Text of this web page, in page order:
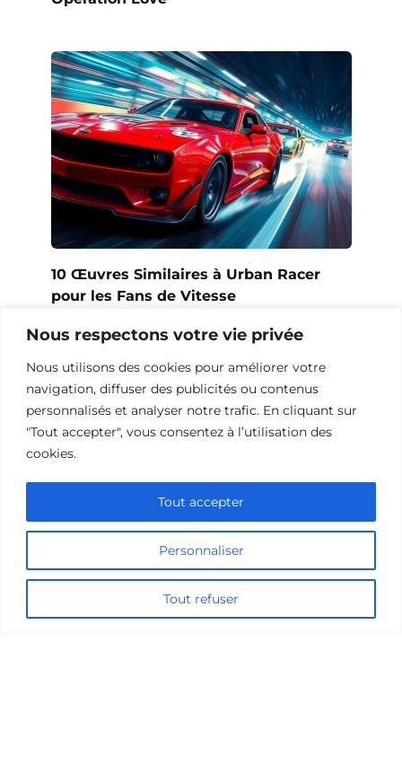
Nous respectons votre vie privée
Nous utilisons des cookies pour améliorer votre
navigation, diffuser des publicités ou contenus
personnalisés et analyser notre trafic. En cliquant sur
"Tout accepter", vous consentez à l’utilisation des
cookies.
Personnaliser
Tout refuser
Tout accepter
10 Œuvres Similaires à Urban Racer
pour les Fans de Vitesse
Ajouter un commentaire
Name